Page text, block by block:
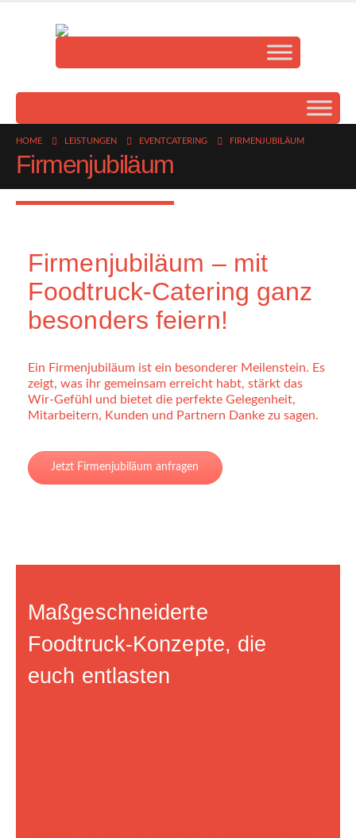
HOME LEISTUNGEN EVENTCATERING FIRMENJUBILÄUM
Firmenjubiläum
Firmenjubiläum – mit
Foodtruck-Catering ganz
besonders feiern!
Ein Firmenjubiläum ist ein besonderer Meilenstein. Es
zeigt, was ihr gemeinsam erreicht habt, stärkt das
Wir-Gefühl und bietet die perfekte Gelegenheit,
Mitarbeitern, Kunden und Partnern Danke zu sagen.
Jetzt Firmenjubiläum anfragen
Maßgeschneiderte
Foodtruck-Konzepte, die
euch entlasten